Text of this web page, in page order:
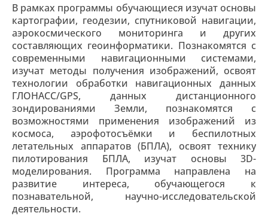
В рамках программы обучающиеся изучат основы
картографии, геодезии, спутниковой навигации,
аэрокосмического мониторинга и других
составляющих геоинформатики. Познакомятся с
современными навигационными системами,
изучат методы получения изображений, освоят
технологии обработки навигационных данных
ГЛОНАСС/GPS, данных дистанционного
зондированиями Земли, познакомятся с
возможностями применения изображений из
космоса, аэрофотосъёмки и беспилотных
летательных аппаратов (БПЛА), освоят технику
пилотирования БПЛА, изучат основы 3D-
моделирования. Программа направлена на
развитие интереса, обучающегося к
познавательной, научно-исследовательской
деятельности.